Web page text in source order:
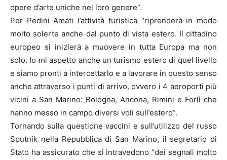
opere d’arte uniche nel loro genere”.
Per Pedini Amati l’attività turistica “riprenderà in modo
molto solerte anche dal punto di vista estero. Il cittadino
europeo si inizierà a muovere in tutta Europa ma non
solo. Io mi aspetto anche un turismo estero di quel livello
e siamo pronti a intercettarlo e a lavorare in questo senso
anche attraverso i punti di arrivo, ovvero i 4 aeroporti più
vicini a San Marino: Bologna, Ancona, Rimini e Forlì che
hanno messo in campo diversi voli sull’estero”.
Tornando sulla questione vaccini e sull’utilizzo del russo
Sputnik nella Repubblica di San Marino, il segretario di
Stato ha assicurato che si intravedono “dei segnali molto